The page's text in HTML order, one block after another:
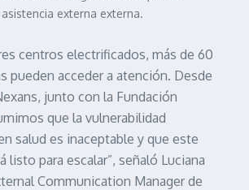
externa externa.
centros electrificados, más de 60
pueden acceder a atención. Desde
junto con la Fundación
que la vulnerabilidad
salud es inaceptable y que este
listo para escalar”, señaló Luciana
Communication Manager de